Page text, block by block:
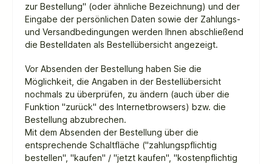
zur Bestellung" (oder ähnliche Bezeichnung) und der
Eingabe der persönlichen Daten sowie der Zahlungs-
und Versandbedingungen werden Ihnen abschließend
die Bestelldaten als Bestellübersicht angezeigt.
Vor Absenden der Bestellung haben Sie die
Möglichkeit, die Angaben in der Bestellübersicht
nochmals zu überprüfen, zu ändern (auch über die
Funktion "zurück" des Internetbrowsers) bzw. die
Bestellung abzubrechen.
Mit dem Absenden der Bestellung über die
entsprechende Schaltfläche ("zahlungspflichtig
bestellen", "kaufen" / "jetzt kaufen", "kostenpflichtig